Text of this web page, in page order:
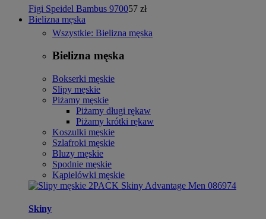
Figi Speidel Bambus 970057 zł
Bielizna męska
Wszystkie: Bielizna męska
Bielizna męska
Bokserki męskie
Slipy męskie
Piżamy męskie
Piżamy długi rękaw
Piżamy krótki rękaw
Koszulki męskie
Szlafroki męskie
Bluzy męskie
Spodnie męskie
Kąpielówki męskie
Skiny